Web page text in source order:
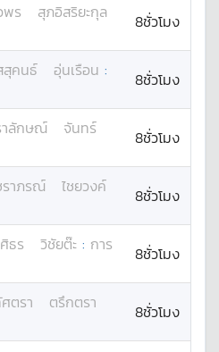
พร
สุภอิสริยะกุล
8ชั่วโมง
สุคนธ์ อุ่นเรือน :
8ชั่วโมง
าลักษณ์
จันทร์
8ชั่วโมง
ราภรณ์
ไชยวงค์
8ชั่วโมง
ธร วิชัยต๊ะ : การ
8ชั่วโมง
ตรา
ตรึกตรา
8ชั่วโมง